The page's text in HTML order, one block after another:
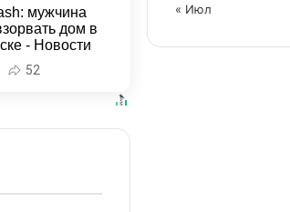
мужчина
дом в
- Новости
Хабаровского
края52
« Июл